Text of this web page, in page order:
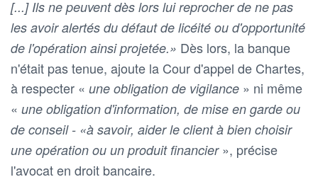
[...] Ils ne peuvent dès lors lui reprocher de ne pas
les avoir alertés du défaut de licéité ou d'opportunité
de l'opération ainsi projetée.» Dès lors, la banque
n'était pas tenue, ajoute la Cour d'appel de Chartes,
à respecter « une obligation de vigilance » ni même
« une obligation d'information, de mise en garde ou
de conseil - «à savoir, aider le client à bien choisir
une opération ou un produit financier », précise
l'avocat en droit bancaire.